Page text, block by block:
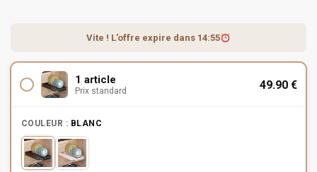
Vite ! L’offre expire dans 14:55
1 article
Prix standard 49.90 €
COULEUR : BLANC